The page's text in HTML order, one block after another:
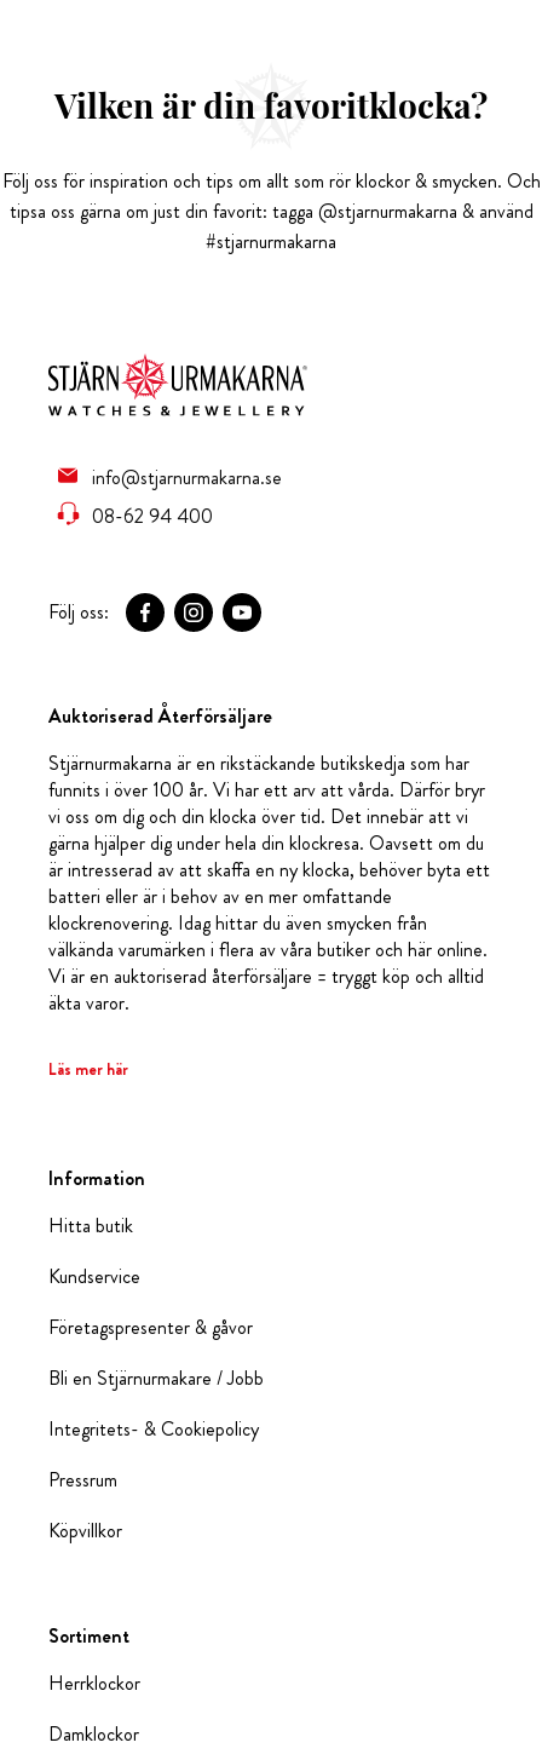
Vilken är din favoritklocka?
Följ oss för inspiration och tips om allt som rör klockor & smycken. Och
tipsa oss gärna om just din favorit: tagga @stjarnurmakarna & använd
#stjarnurmakarna
info@stjarnurmakarna.se
08-62 94 400
Följ oss:
Auktoriserad Återförsäljare
Stjärnurmakarna är en rikstäckande butikskedja som har
funnits i över 100 år. Vi har ett arv att vårda. Därför bryr
vi oss om dig och din klocka över tid. Det innebär att vi
gärna hjälper dig under hela din klockresa. Oavsett om du
är intresserad av att skaffa en ny klocka, behöver byta ett
batteri eller är i behov av en mer omfattande
klockrenovering. Idag hittar du även smycken från
välkända varumärken i flera av våra butiker och här online.
Vi är en auktoriserad återförsäljare = tryggt köp och alltid
äkta varor.
Läs mer här
Information
Hitta butik
Kundservice
Företagspresenter & gåvor
Bli en Stjärnurmakare / Jobb
Integritets- & Cookiepolicy
Pressrum
Köpvillkor
Sortiment
Herrklockor
Damklockor